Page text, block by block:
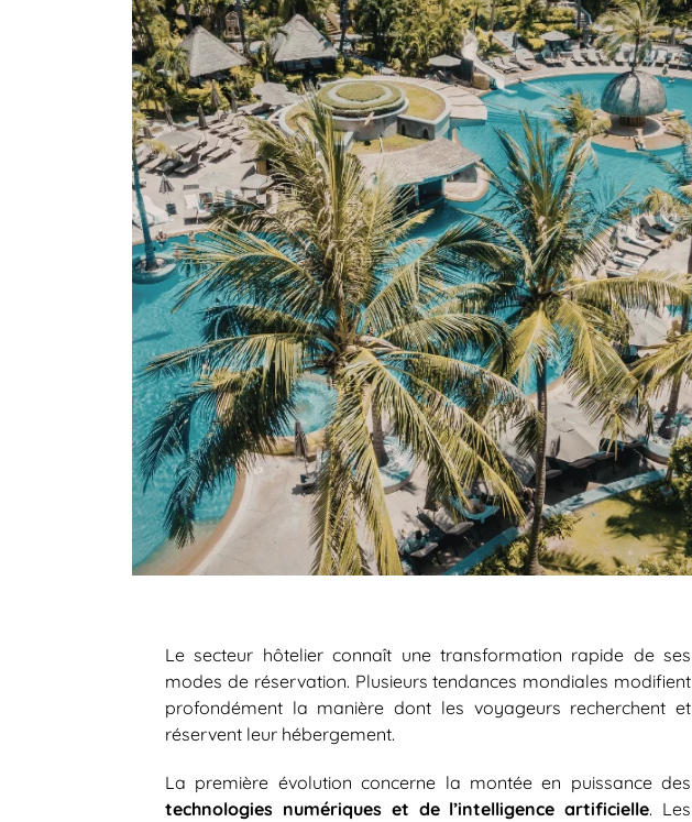
Le secteur hôtelier connaît une transformation rapide de ses
modes de réservation. Plusieurs tendances mondiales modifient
profondément la manière dont les voyageurs recherchent et
réservent leur hébergement.
La première évolution concerne la montée en puissance des
technologies numériques et de l’intelligence artificielle. Les